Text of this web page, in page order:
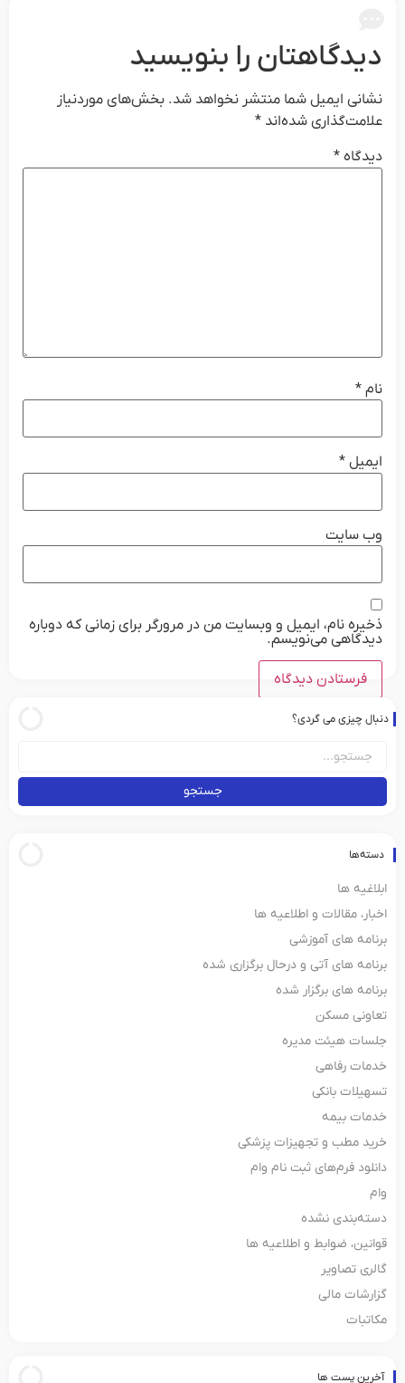
دیدگاهتان را بنویسید
نشانی ایمیل شما منتشر نخواهد شد. بخش‌های موردنیاز
علامت‌گذاری شده‌اند *
دیدگاه *
نام *
ایمیل *
وب‌ سایت
ذخیره نام، ایمیل و وبسایت من در مرورگر برای زمانی که دوباره
دیدگاهی می‌نویسم.
دنبال چیزی می گردی؟
جستجو
دسته‌ها
ابلاغیه ها
اخبار، مقالات و اطلاعیه ها
برنامه های آموزشی
برنامه های آتی و درحال برگزاری شده
برنامه های برگزار شده
تعاونی مسکن
جلسات هیئت مدیره
خدمات رفاهی
تسهیلات بانکی
خدمات بیمه
خرید مطب و تجهیزات پزشکی
دانلود فرم‌های ثبت‌ نام وام
وام
دسته‌بندی نشده
قوانین، ضوابط و اطلاعیه ها
گالری تصاویر
گزارشات مالی
مکاتبات
آخرین پست ها